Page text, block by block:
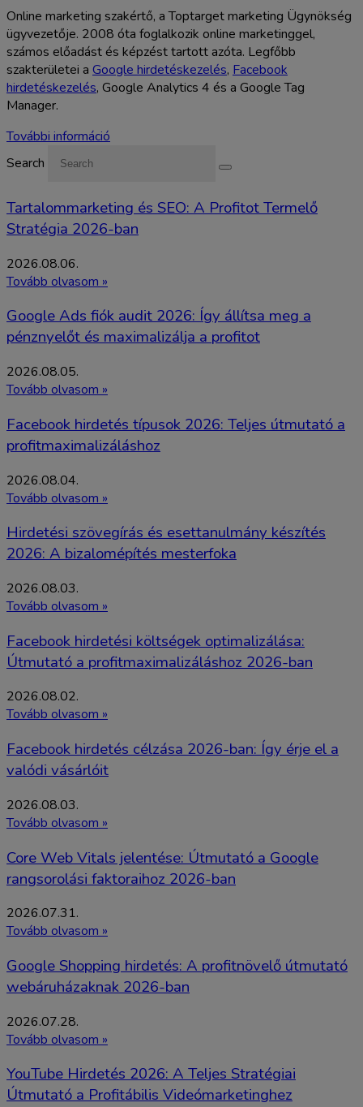
Online marketing szakértő, a Toptarget marketing Ügynökség
ügyvezetője. 2008 óta foglalkozik online marketinggel,
számos előadást és képzést tartott azóta. Legfőbb
szakterületei a Google hirdetéskezelés, Facebook
hirdetéskezelés, Google Analytics 4 és a Google Tag
Manager.
További információ
Search
Tartalommarketing és SEO: A Profitot Termelő
Stratégia 2026-ban
2026.08.06.
Tovább olvasom »
Google Ads fiók audit 2026: Így állítsa meg a
pénznyelőt és maximalizálja a profitot
2026.08.05.
Tovább olvasom »
Facebook hirdetés típusok 2026: Teljes útmutató a
profitmaximalizáláshoz
2026.08.04.
Tovább olvasom »
Hirdetési szövegírás és esettanulmány készítés
2026: A bizalomépítés mesterfoka
2026.08.03.
Tovább olvasom »
Facebook hirdetési költségek optimalizálása:
Útmutató a profitmaximalizáláshoz 2026-ban
2026.08.02.
Tovább olvasom »
Facebook hirdetés célzása 2026-ban: Így érje el a
valódi vásárlóit
2026.08.03.
Tovább olvasom »
Core Web Vitals jelentése: Útmutató a Google
rangsorolási faktoraihoz 2026-ban
2026.07.31.
Tovább olvasom »
Google Shopping hirdetés: A profitnövelő útmutató
webáruházaknak 2026-ban
2026.07.28.
Tovább olvasom »
YouTube Hirdetés 2026: A Teljes Stratégiai
Útmutató a Profitábilis Videómarketinghez